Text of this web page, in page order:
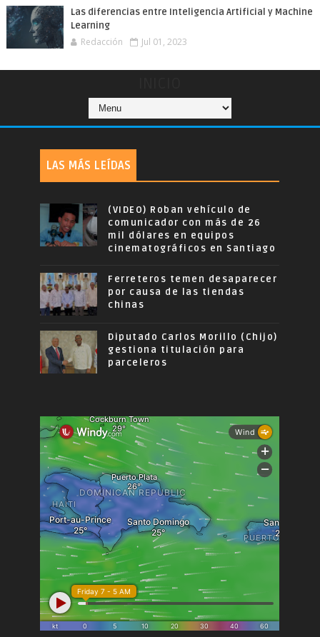
Las diferencias entre Inteligencia Artificial y Machine
Learning
Redacción Jul 01, 2023
LAS MÁS LEÍDAS
(VIDEO) Roban vehículo de
comunicador con más de 26
mil dólares en equipos
cinematográficos en Santiago
Ferreteros temen desaparecer
por causa de las tiendas
chinas
Diputado Carlos Morillo (Chijo)
gestiona titulación para
parceleros